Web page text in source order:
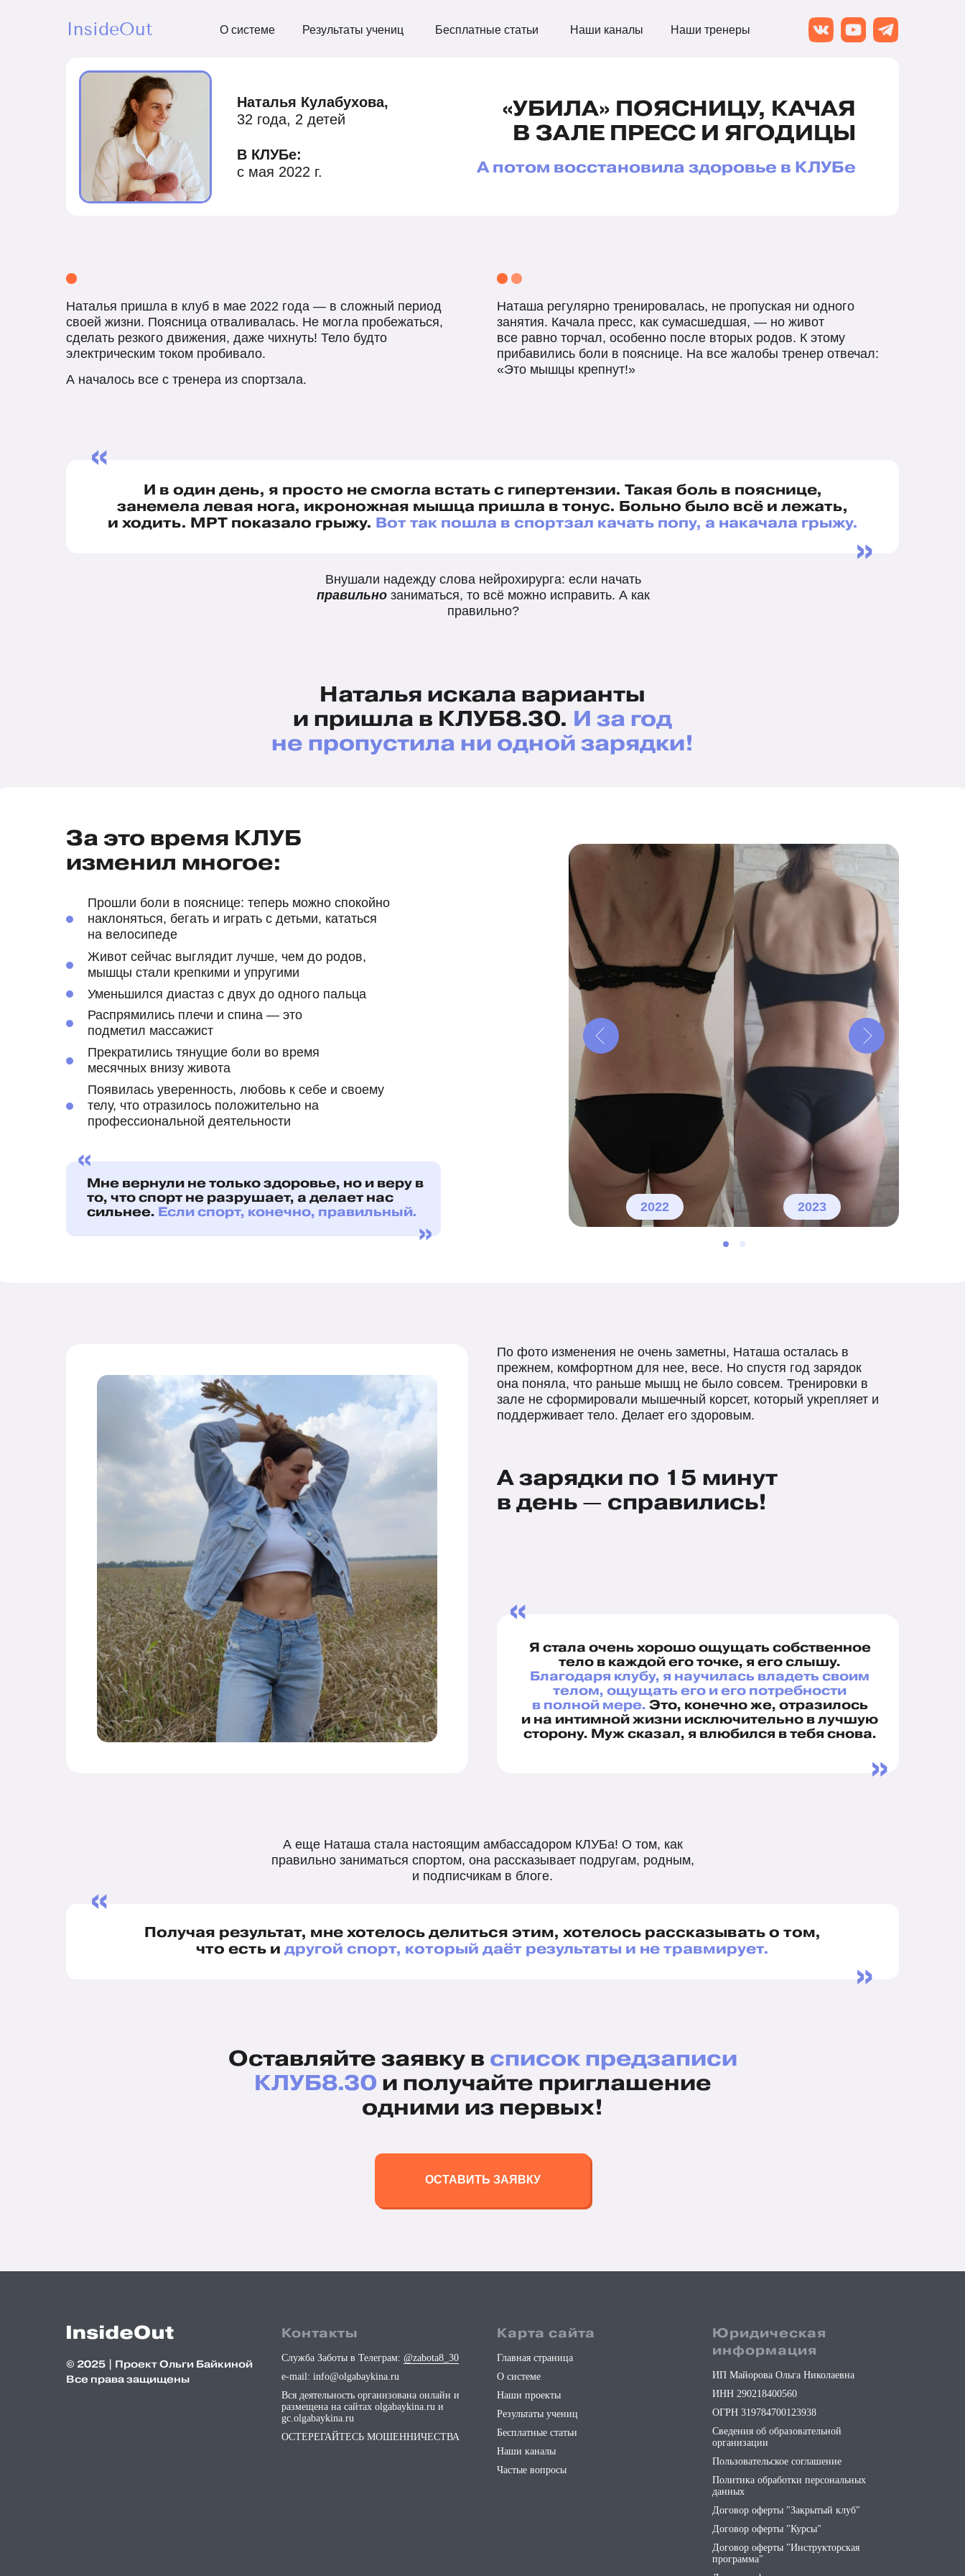
InsideOut О системе Результаты учениц Бесплатные статьи Наши каналы Наши тренеры
Наталья Кулабухова,
32 года, 2 детей
В КЛУБе:
с мая 2022 г.
«УБИЛА» ПОЯСНИЦУ, КАЧАЯ
В ЗАЛЕ ПРЕСС И ЯГОДИЦЫ
А потом восстановила здоровье в КЛУБе
Наталья пришла в клуб в мае 2022 года — в сложный период
своей жизни. Поясница отваливалась. Не могла пробежаться,
сделать резкого движения, даже чихнуть! Тело будто
электрическим током пробивало.
А началось все с тренера из спортзала.
Наташа регулярно тренировалась, не пропуская ни одного
занятия. Качала пресс, как сумасшедшая, — но живот
все равно торчал, особенно после вторых родов. К этому
прибавились боли в пояснице. На все жалобы тренер отвечал:
«Это мышцы крепнут!»
«
»
И в один день, я просто не смогла встать с гипертензии. Такая боль в пояснице,
занемела левая нога, икроножная мышца пришла в тонус. Больно было всё и лежать,
и ходить. МРТ показало грыжу. Вот так пошла в спортзал качать попу, а накачала грыжу.
Внушали надежду слова нейрохирурга: если начать
правильнозаниматься, то всё можно исправить. А как
правильно?
За это время КЛУБ
изменил многое:
Мне вернули не только здоровье, но и веру в
то, что спорт не разрушает, а делает нас
сильнее. Если спорт, конечно, правильный.
«
»
Наталья искала варианты
и пришла в КЛУБ8.30. И за год
не пропустила ни одной зарядки!
2022
Прошли боли в пояснице: теперь можно спокойно
наклоняться, бегать и играть с детьми, кататься
на велосипеде
Появилась уверенность, любовь к себе и своему
телу, что отразилось положительно на
профессиональной деятельности
Прекратились тянущие боли во время
месячных внизу живота
Распрямились плечи и спина — это
подметил массажист
Уменьшился диастаз с двух до одного пальца
Живот сейчас выглядит лучше, чем до родов,
мышцы стали крепкими и упругими
2023
По фото изменения не очень заметны, Наташа осталась в
прежнем, комфортном для нее, весе. Но спустя год зарядок
она поняла, что раньше мышц не было совсем. Тренировки в
зале не сформировали мышечный корсет, который укрепляет и
поддерживает тело. Делает его здоровым.
А зарядки по 15 минут
в день — справились!
«
»
Я стала очень хорошо ощущать собственное
тело в каждой его точке, я его слышу.
Благодаря клубу, я научилась владеть своим
телом, ощущать его и его потребности
в полной мере. Это, конечно же, отразилось
и на интимной жизни исключительно в лучшую
сторону. Муж сказал, я влюбился в тебя снова.
«
»
Получая результат, мне хотелось делиться этим, хотелось рассказывать о том,
что есть и другой спорт, который даёт результаты и не травмирует.
А еще Наташа стала настоящим амбассадором КЛУБа! О том, как
правильно заниматься спортом, она рассказывает подругам, родным,
и подписчикам в блоге.
Оставляйте заявку всписок предзаписи
КЛУБ8.30 и получайте приглашение
одними из первых!
ОСТАВИТЬ ЗАЯВКУ
©️ 2025 | Проект Ольги Байкиной
Все права защищены
Контакты
Служба Заботы в Телеграм: @zabota8_30
e-mail: info@olgabaykina.ru
Вся деятельность организована онлайн и
размещена на сайтах olgabaykina.ru и
gc.olgabaykina.ru
ОСТЕРЕГАЙТЕСЬ МОШЕННИЧЕСТВА
Карта сайта
Главная страница
О системе
Наши проекты
Результаты учениц
Бесплатные статьи
Наши каналы
Частые вопросы
Юридическая
информация
ИП Майорова Ольга Николаевна
ИНН 290218400560
ОГРН 319784700123938
Сведения об образовательной
организации
Пользовательское соглашение
Политика обработки персональных
данных
Договор оферты "Закрытый клуб"
Договор оферты "Курсы"
Договор оферты "Инструкторская
программа"